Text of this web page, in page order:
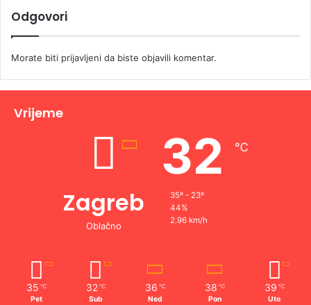
Odgovori
Morate biti prijavljeni da biste objavili komentar.
Vrijeme
Zagreb
Oblačno
32 ℃
35º - 23º
44%
2.96 km/h
35 ℃
Pet
32 ℃
Sub
36 ℃
Ned
38 ℃
Pon
39 ℃
Uto